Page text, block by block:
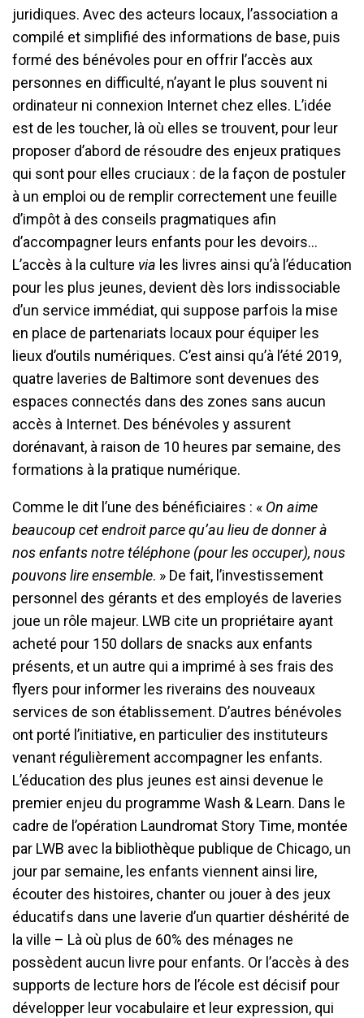
juridiques. Avec des acteurs locaux, l’association a
compilé et simplifié des informations de base, puis
formé des bénévoles pour en offrir l’accès aux
personnes en difficulté, n’ayant le plus souvent ni
ordinateur ni connexion Internet chez elles. L’idée
est de les toucher, là où elles se trouvent, pour leur
proposer d’abord de résoudre des enjeux pratiques
qui sont pour elles cruciaux : de la façon de postuler
à un emploi ou de remplir correctement une feuille
d’impôt à des conseils pragmatiques afin
d’accompagner leurs enfants pour les devoirs…
L’accès à la culture via les livres ainsi qu’à l’éducation
pour les plus jeunes, devient dès lors indissociable
d’un service immédiat, qui suppose parfois la mise
en place de partenariats locaux pour équiper les
lieux d’outils numériques. C’est ainsi qu’à l’été 2019,
quatre laveries de Baltimore sont devenues des
espaces connectés dans des zones sans aucun
accès à Internet. Des bénévoles y assurent
dorénavant, à raison de 10 heures par semaine, des
formations à la pratique numérique.
Comme le dit l’une des bénéficiaires : « On aime
beaucoup cet endroit parce qu’au lieu de donner à
nos enfants notre téléphone (pour les occuper), nous
pouvons lire ensemble. » De fait, l’investissement
personnel des gérants et des employés de laveries
joue un rôle majeur. LWB cite un propriétaire ayant
acheté pour 150 dollars de snacks aux enfants
présents, et un autre qui a imprimé à ses frais des
flyers pour informer les riverains des nouveaux
services de son établissement. D’autres bénévoles
ont porté l’initiative, en particulier des instituteurs
venant régulièrement accompagner les enfants.
L’éducation des plus jeunes est ainsi devenue le
premier enjeu du programme Wash & Learn. Dans le
cadre de l’opération Laundromat Story Time, montée
par LWB avec la bibliothèque publique de Chicago, un
jour par semaine, les enfants viennent ainsi lire,
écouter des histoires, chanter ou jouer à des jeux
éducatifs dans une laverie d’un quartier déshérité de
la ville – Là où plus de 60% des ménages ne
possèdent aucun livre pour enfants. Or l’accès à des
supports de lecture hors de l’école est décisif pour
développer leur vocabulaire et leur expression, qui